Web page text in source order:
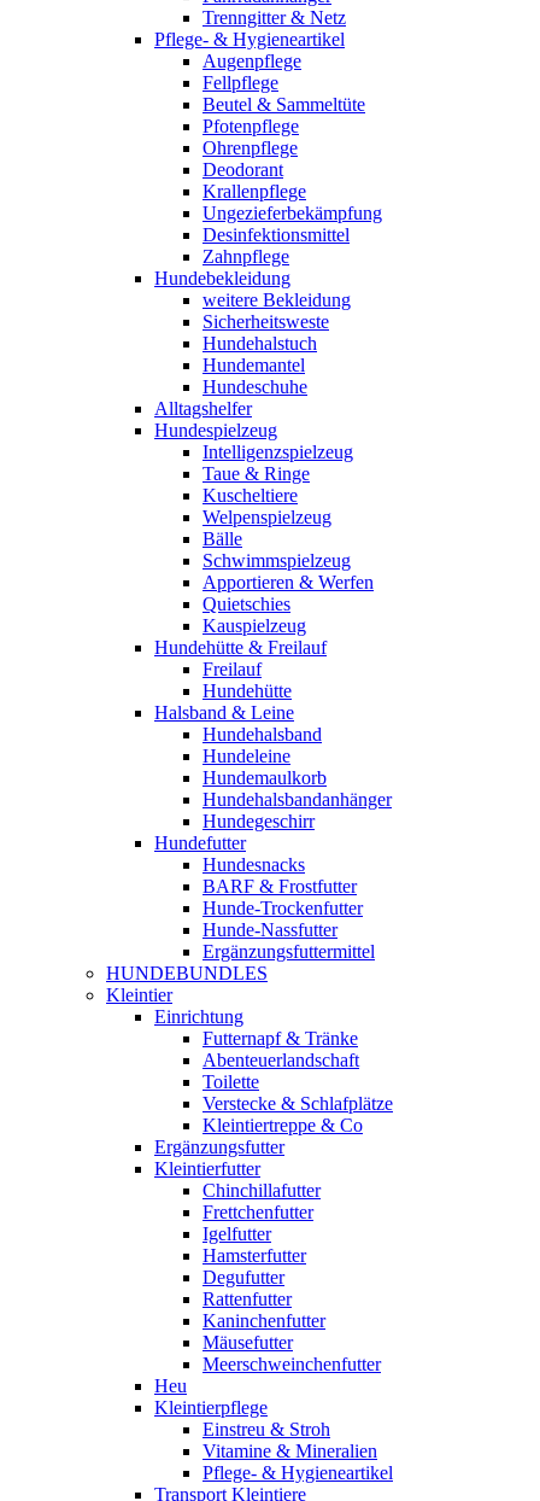
Trenngitter & Netz
Pflege- & Hygieneartikel
Augenpflege
Fellpflege
Beutel & Sammeltüte
Pfotenpflege
Ohrenpflege
Deodorant
Krallenpflege
Ungezieferbekämpfung
Desinfektionsmittel
Zahnpflege
Hundebekleidung
weitere Bekleidung
Sicherheitsweste
Hundehalstuch
Hundemantel
Hundeschuhe
Alltagshelfer
Hundespielzeug
Intelligenzspielzeug
Taue & Ringe
Kuscheltiere
Welpenspielzeug
Bälle
Schwimmspielzeug
Apportieren & Werfen
Quietschies
Kauspielzeug
Hundehütte & Freilauf
Freilauf
Hundehütte
Halsband & Leine
Hundehalsband
Hundeleine
Hundemaulkorb
Hundehalsbandanhänger
Hundegeschirr
Hundefutter
Hundesnacks
BARF & Frostfutter
Hunde-Trockenfutter
Hunde-Nassfutter
Ergänzungsfuttermittel
HUNDEBUNDLES
Kleintier
Einrichtung
Futternapf & Tränke
Abenteuerlandschaft
Toilette
Verstecke & Schlafplätze
Kleintiertreppe & Co
Ergänzungsfutter
Kleintierfutter
Chinchillafutter
Frettchenfutter
Igelfutter
Hamsterfutter
Degufutter
Rattenfutter
Kaninchenfutter
Mäusefutter
Meerschweinchenfutter
Heu
Kleintierpflege
Einstreu & Stroh
Vitamine & Mineralien
Pflege- & Hygieneartikel
Transport Kleintiere